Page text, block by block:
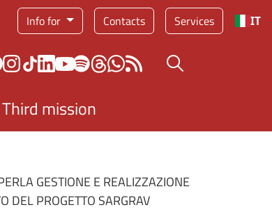
Info for Service menu
Contacts Services IT
Search button
Third mission
GESTIONE E REALIZZAZIONE
DEL PROGETTO SARGRAV